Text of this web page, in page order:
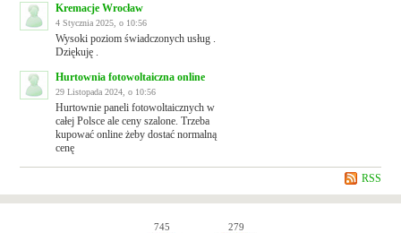
Kremacje Wrocław
4 Stycznia 2025, o 10:56
Wysoki poziom świadczonych usług .
Dziękuję .
Hurtownia fotowoltaiczna online
29 Listopada 2024, o 10:56
Hurtownie paneli fotowoltaicznych w
całej Polsce ale ceny szalone. Trzeba
kupować online żeby dostać normalną
cenę
RSS
745 279